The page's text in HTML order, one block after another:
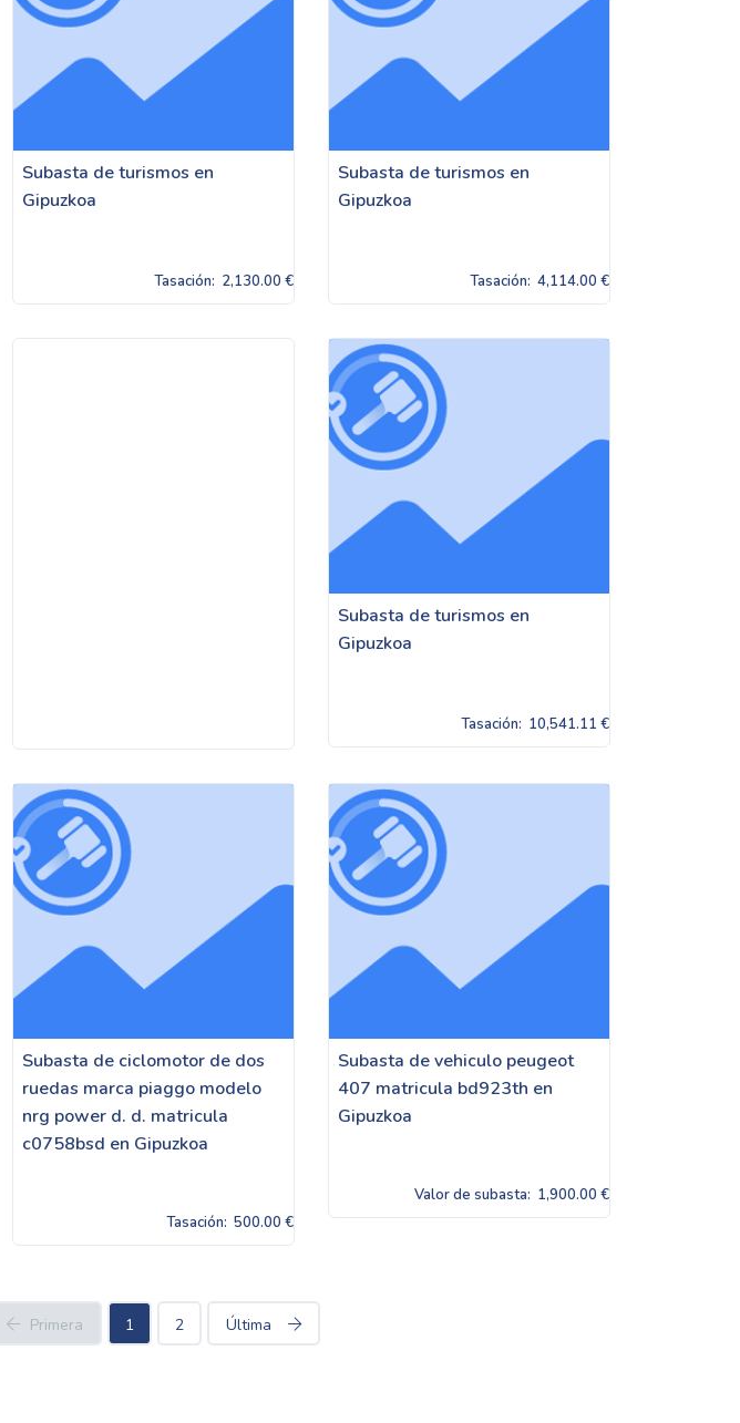
Subasta de turismos en
Gipuzkoa
Tasación: 2,130.00 €
Subasta de turismos en
Gipuzkoa
Tasación: 4,114.00 €
Subasta de turismos en
Gipuzkoa
Tasación: 10,541.11 €
Subasta de ciclomotor de dos
ruedas marca piaggo modelo
nrg power d. d. matricula
c0758bsd en Gipuzkoa
Tasación: 500.00 €
Subasta de vehiculo peugeot
407 matricula bd923th en
Gipuzkoa
Valor de subasta: 1,900.00 €
Primera 1 2 Última